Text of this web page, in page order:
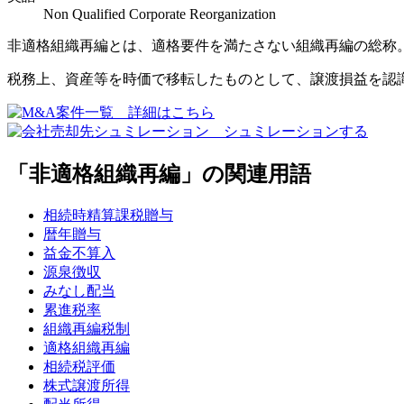
Non Qualified Corporate Reorganization
非適格組織再編とは、適格要件を満たさない組織再編の総称。
税務上、資産等を時価で移転したものとして、譲渡損益を認
「非適格組織再編」の関連用語
相続時精算課税贈与
暦年贈与
益金不算入
源泉徴収
みなし配当
累進税率
組織再編税制
適格組織再編
相続税評価
株式譲渡所得